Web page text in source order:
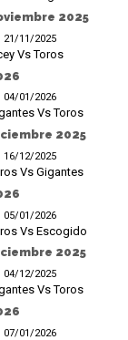
2025
21/11/2025
Vs Toros
04/01/2026
Vs Toros
2025
16/12/2025
Vs Gigantes
05/01/2026
Vs Escogido
2025
04/12/2025
Vs Toros
07/01/2026